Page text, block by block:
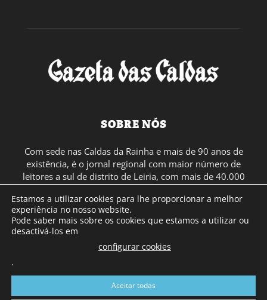
SOBRE NÓS
Com sede nas Caldas da Rainha e mais de 90 anos de
existência, é o jornal regional com maior número de
leitores a sul de distrito de Leiria, com mais de 40.000
leitores por toda a região Oeste. Jornal com distribuição
em Portugal Continental e assinatura online.
SIGA-NOS
Estamos a utilizar cookies para lhe proporcionar a melhor
experiência no nosso website.
Pode saber mais sobre os cookies que estamos a utilizar ou
desactivá-los em
configurar cookies
.
Aceitar todas